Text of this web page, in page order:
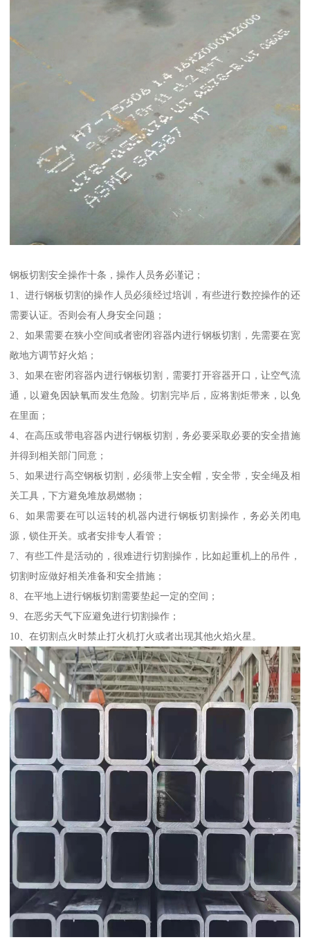
钢板切割安全操作十条，操作人员务必谨记；
1、进行钢板切割的操作人员必须经过培训，有些进行数控操作的还
需要认证。否则会有人身安全问题；
2、如果需要在狭小空间或者密闭容器内进行钢板切割，先需要在宽
敞地方调节好火焰；
3、如果在密闭容器内进行钢板切割，需要打开容器开口，让空气流
通，以避免因缺氧而发生危险。切割完毕后，应将割炬带来，以免
在里面；
4、在高压或带电容器内进行钢板切割，务必要采取必要的安全措施
并得到相关部门同意；
5、如果进行高空钢板切割，必须带上安全帽，安全带，安全绳及相
关工具，下方避免堆放易燃物；
6、如果需要在可以运转的机器内进行钢板切割操作，务必关闭电
源，锁住开关。或者安排专人看管；
7、有些工件是活动的，很难进行切割操作，比如起重机上的吊件，
切割时应做好相关准备和安全措施；
8、在平地上进行钢板切割需要垫起一定的空间；
9、在恶劣天气下应避免进行切割操作；
10、在切割点火时禁止打火机打火或者出现其他火焰火星。